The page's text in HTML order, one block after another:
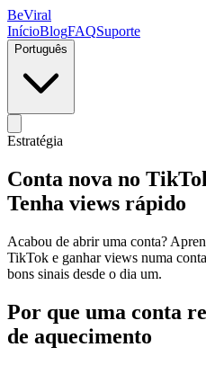
BeViral
InícioBlogFAQSuporte
Português
Estratégia
Conta nova no
Tenha views rápido
Acabou de abrir uma conta?
TikTok e ganhar views numa
bons sinais desde o dia um.
Por que uma conta
de aquecimento